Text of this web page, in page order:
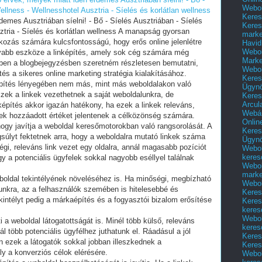
- Wellnesshotel Ausztria - Síelés és korlátlan wellness
Ausztriában síelni! - Bő - Síelés Ausztriában - Síelés
- Síelés és korlátlan wellness A manapság gyorsan
számára kulcsfontosságú, hogy erős online jelenlétre
eszköze a linképítés, amely sok cég számára még
a blogbejegyzésben szeretném részletesen bemutatni,
a sikeres online marketing stratégia kialakításához.
lényegében nem más, mint más weboldalakon való
a linkek vezethetnek a saját weboldalunkra, de
akkor igazán hatékony, ha ezek a linkek releváns,
hozzáadott értéket jelentenek a célközönség számára.
javítja a weboldal keresőmotorokban való rangsorolását. A
fektetnek arra, hogy a weboldalra mutató linkek száma
releváns link vezet egy oldalra, annál magasabb pozíciót
a potenciális ügyfelek sokkal nagyobb eséllyel találnak
tekintélyének növeléséhez is. Ha minőségi, megbízható
az a felhasználók szemében is hitelesebbé és
pedig a márkaépítés és a fogyasztói bizalom erősítése
weboldal látogatottságát is. Minél több külső, releváns
több potenciális ügyfélhez juthatunk el. Ráadásul a jól
ezek a látogatók sokkal jobban illeszkednek a
a konverziós célok elérésére.